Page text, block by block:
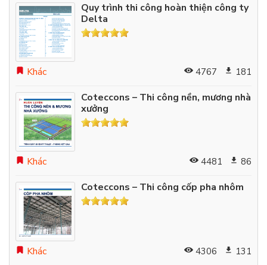
Quy trình thi công hoàn thiện công ty
Delta
Khác 4767 181
Coteccons – Thi công nền, mương nhà
xưởng
Khác 4481 86
Coteccons – Thi công cốp pha nhôm
Khác 4306 131